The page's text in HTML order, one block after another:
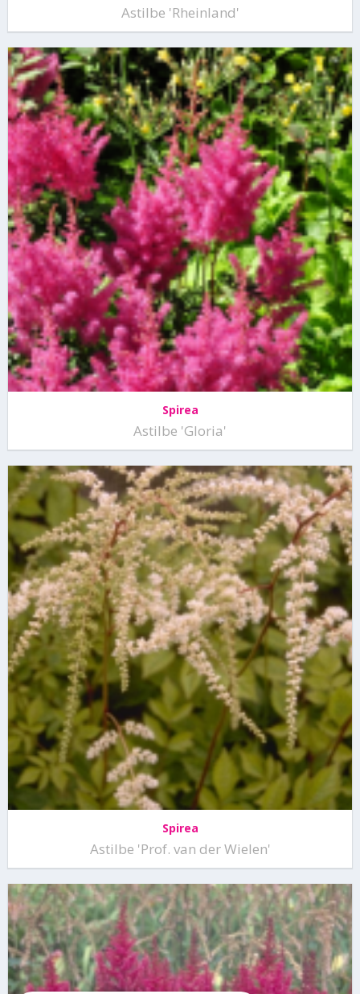
Astilbe 'Rheinland'
Spirea
Astilbe 'Gloria'
Spirea
Astilbe 'Prof. van der Wielen'